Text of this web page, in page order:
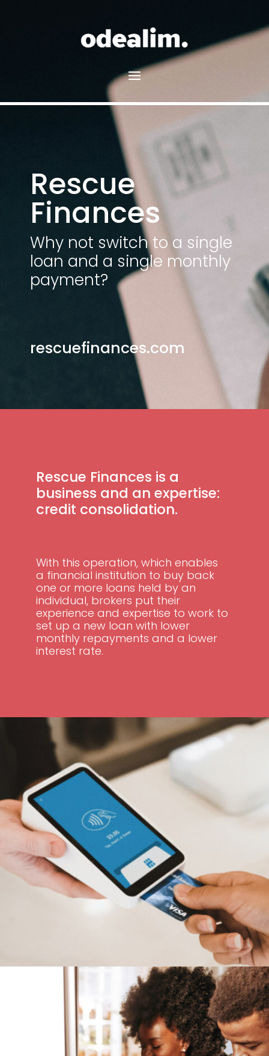
Rescue
Finances
Why not switch to a single
loan and a single monthly
payment?
rescuefinances.com
Rescue Finances is a
business and an expertise:
credit consolidation.
With this operation, which enables
a financial institution to buy back
one or more loans held by an
individual, brokers put their
experience and expertise to work to
set up a new loan with lower
monthly repayments and a lower
interest rate.